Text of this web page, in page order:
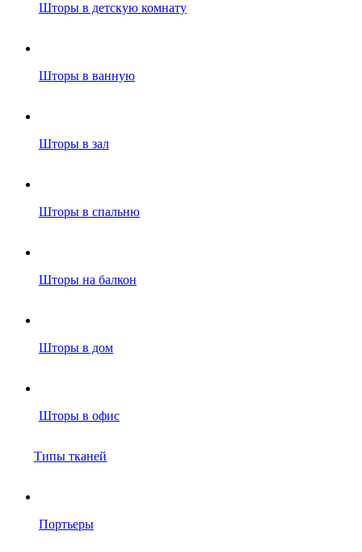
Шторы в детскую комнату
Шторы в ванную
Шторы в зал
Шторы в спальню
Шторы на балкон
Шторы в дом
Шторы в офис
Типы тканей
Портьеры